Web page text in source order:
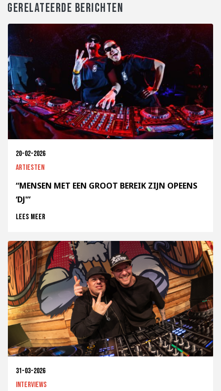
GERELATEERDE BERICHTEN
20-02-2026
Artiesten
“MENSEN MET EEN GROOT BEREIK ZIJN OPEENS
‘DJ'”
Lees meer
31-03-2026
Interviews